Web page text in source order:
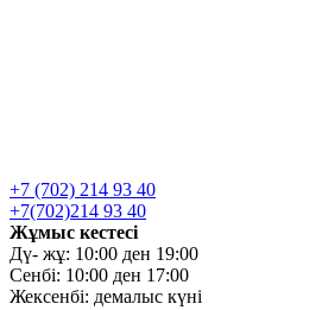
+7 (702) 214 93 40
+7(702)214 93 40
Жұмыс кестесі
Дү- жұ: 10:00 ден 19:00
Сенбі: 10:00 ден 17:00
Жексенбі: демалыс күні